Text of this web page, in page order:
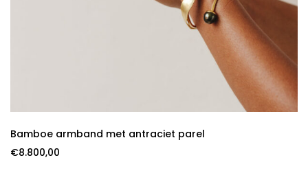
Bamboe armband met antraciet parel
€8.800,00